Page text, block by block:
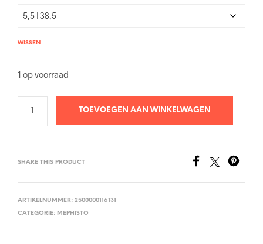
WISSEN
1 op voorraad
TOEVOEGEN AAN WINKELWAGEN
SHARE THIS PRODUCT
ARTIKELNUMMER: 2500000116131
CATEGORIE: MEPHISTO